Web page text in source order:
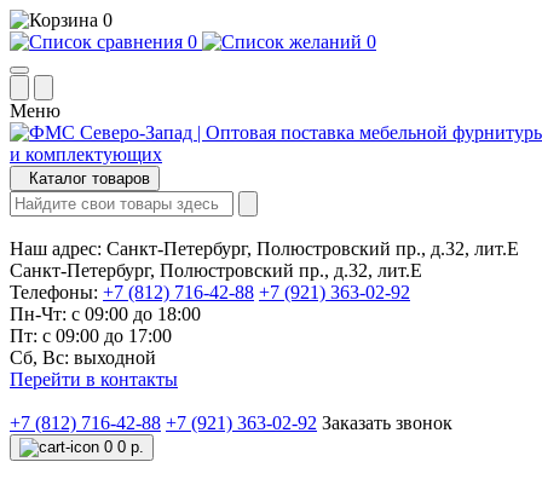
0
0
0
Меню
Каталог товаров
Наш адрес: Санкт-Петербург, Полюстровский пр., д.32, лит.Е
Санкт-Петербург, Полюстровский пр., д.32, лит.Е
Телефоны: +7 (812) 716-42-88 +7 (921) 363-02-92
Пн-Чт: с 09:00 до 18:00
Пт: с 09:00 до 17:00
Сб, Вс: выходной
Перейти в контакты
+7 (812) 716-42-88 +7 (921) 363-02-92 Заказать звонок
0 0 р.